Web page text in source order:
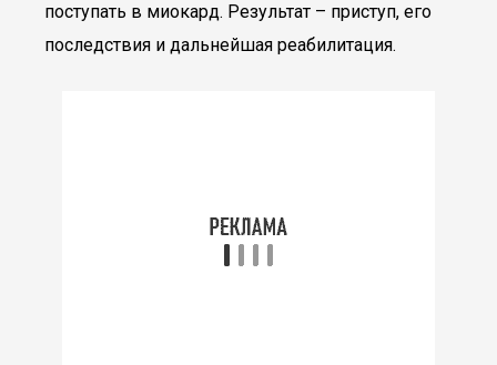
поступать в миокард. Результат – приступ, его
последствия и дальнейшая реабилитация.